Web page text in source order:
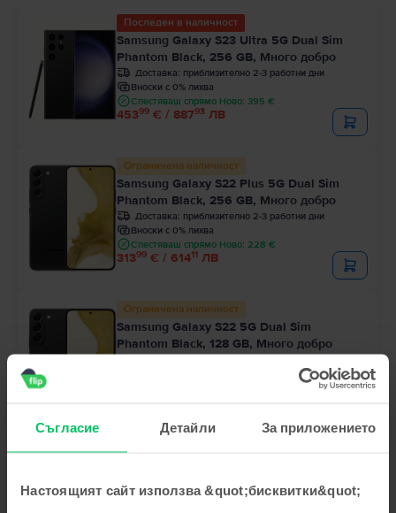
Съгласие Детайли За приложението
Настоящият сайт използва &quot;бисквитки&quot;
Последен в наличност
Samsung Galaxy S23 Ultra 5G Dual Sim
Phantom Black, 256 GB, Много добро
Доставка: приблизително 2-3 работни дни
Вноски с 0% лихва
Спестяваш спрямо Ново: 395 €
45399 € / 88793 ЛВ
Ограничена наличност
Samsung Galaxy S22 Plus 5G Dual Sim
Phantom Black, 256 GB, Много добро
Доставка: приблизително 2-3 работни дни
Вноски с 0% лихва
Спестяваш спрямо Ново: 228 €
31399 € / 61411 ЛВ
Ограничена наличност
Samsung Galaxy S22 5G Dual Sim
Phantom Black, 128 GB, Много добро